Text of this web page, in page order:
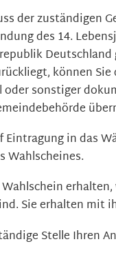
der zuständigen
des 14.
können
oder sonstiger
Eintragung in das
Wahlscheines.
Sie erhalten mit
Stelle Ihren